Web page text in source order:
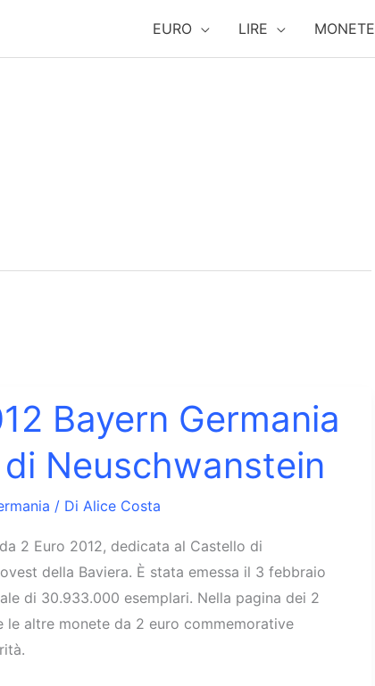
EURO LIRE MONETE
Bayern Germania
Neuschwanstein
/ Di Alice Costa
2 Euro 2012, dedicata al Castello di
della Baviera. È stata emessa il 3 febbraio
di 30.933.000 esemplari. Nella pagina dei 2
le altre monete da 2 euro commemorative